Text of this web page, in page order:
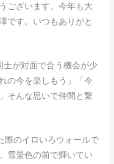
ございます。今年も大
です。いつもありがと
が対面で合う機会が少
の今を楽しもう」「今
そんな思いで仲間と繋
際のイロいろウォールで
雪景色の前で輝いてい